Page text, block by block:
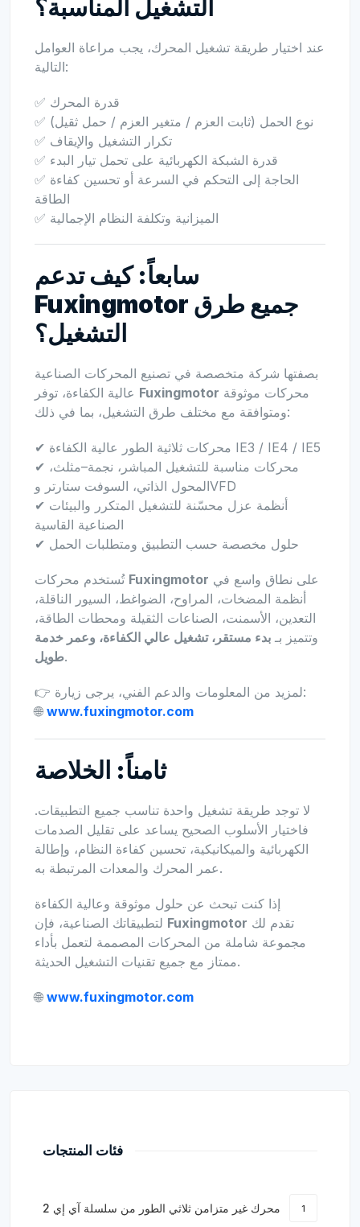
التشغيل المناسبة؟
عند اختيار طريقة تشغيل المحرك، يجب مراعاة العوامل
التالية:
✅ قدرة المحرك
✅ نوع الحمل (ثابت العزم / متغير العزم / حمل ثقيل)
✅ تكرار التشغيل والإيقاف
✅ قدرة الشبكة الكهربائية على تحمل تيار البدء
✅ الحاجة إلى التحكم في السرعة أو تحسين كفاءة
الطاقة
✅ الميزانية وتكلفة النظام الإجمالية
سابعاً: كيف تدعم
Fuxingmotor جميع طرق
التشغيل؟
بصفتها شركة متخصصة في تصنيع المحركات الصناعية
Fuxingmotor
ومتوافقة مع مختلف طرق التشغيل، بما في ذلك:
✔ محركات ثلاثية الطور عالية الكفاءة IE3 / IE4 / IE5
✔ محركات مناسبة للتشغيل المباشر، نجمة–مثلث،
المحول الذاتي، السوفت ستارتر وVFD
✔ أنظمة عزل محسّنة للتشغيل المتكرر والبيئات
الصناعية القاسية
✔ حلول مخصصة حسب التطبيق ومتطلبات الحمل
تُستخدم محركات Fuxingmotor
أنظمة المضخات، المراوح، الضواغط، السيور الناقلة،
التعدين، الأسمنت، الصناعات الثقيلة ومحطات الطاقة،
وتتميز بـ بدء مستقر، تشغيل عالي الكفاءة، وعمر خدمة
طويل.
👉 لمزيد من المعلومات والدعم الفني، يرجى زيارة:
🌐 www.fuxingmotor.com
ثامناً: الخلاصة
لا توجد طريقة تشغيل واحدة تناسب جميع التطبيقات.
فاختيار الأسلوب الصحيح يساعد على تقليل الصدمات
الكهربائية والميكانيكية، تحسين كفاءة النظام، وإطالة
عمر المحرك والمعدات المرتبطة به.
إذا كنت تبحث عن حلول موثوقة وعالية الكفاءة
Fuxingmotor
مجموعة شاملة من المحركات المصممة لتعمل بأداء
ممتاز مع جميع تقنيات التشغيل الحديثة.
🌐 www.fuxingmotor.com
فئات المنتجات
محرك غير متزامن ثلاثي الطور من سلسلة آي إي 2 1